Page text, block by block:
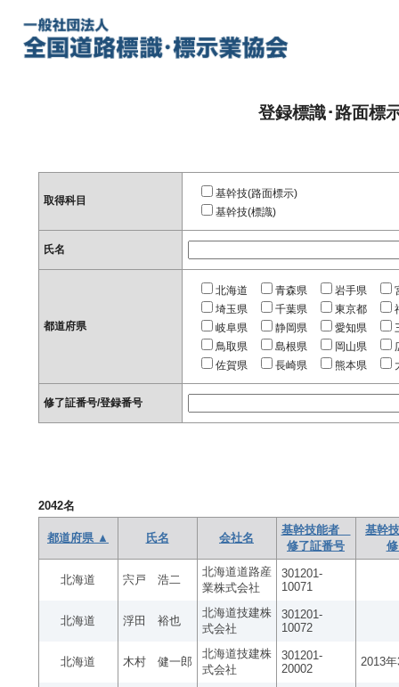
登録標識･路面標
取得科目
基幹技(路面標示)
基幹技(標識)
氏名
都道府県
北海道 青森県 岩手県
埼玉県
千葉県 東京都
岐阜県
静岡県 愛知県
鳥取県
島根県 岡山県
佐賀県
長崎県 熊本県
修了証番号/登録番号
2042名
都道府県 ▲ 氏名 会社名
基幹技能者
修了証番号
基幹
北海道 宍戸 浩二
北海道道路産
業株式会社
301201-
10071
北海道 浮田 裕也
北海道技建株
式会社
301201-
10072
北海道 木村 健一郎
北海道技建株
式会社
301201-
20002
2013